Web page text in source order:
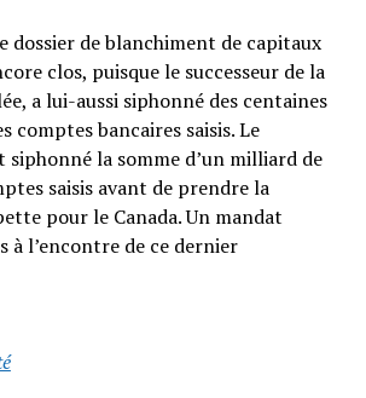
dossier de blanchiment de capitaux
clos, puisque le successeur de la
a lui-aussi siphonné des centaines
comptes bancaires saisis. Le
siphonné la somme d’un milliard de
saisis avant de prendre la
pour le Canada. Un mandat
à l’encontre de ce dernier